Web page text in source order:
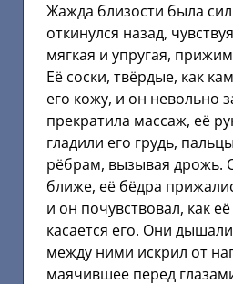
Жажда близости была
откинулся назад,
мягкая и упругая,
Её соски, твёрдые, как
его кожу, и он невольно
прекратила массаж, её
гладили его грудь,
рёбрам, вызывая дрожь.
ближе, её бёдра
и он почувствовал, как
касается его. Они
между ними искрил от
маячившее перед